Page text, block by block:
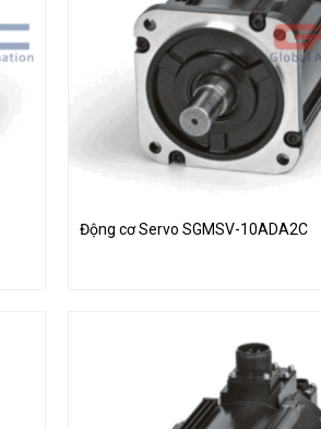
Động cơ Servo SGMSV-10ADA2C